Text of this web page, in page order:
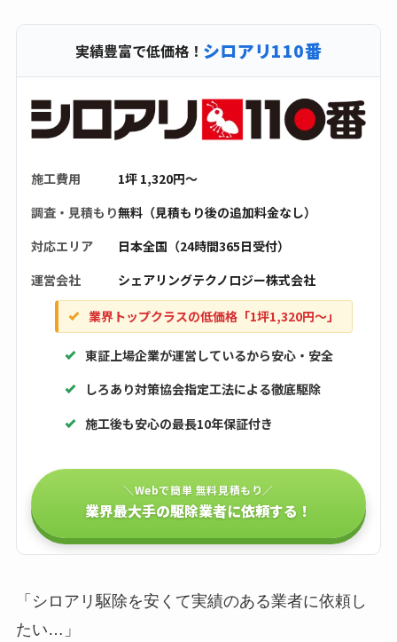
実績豊富で低価格！ シロアリ110番
施工費用
1坪 1,320円〜
調査・見積もり無料（見積もり後の追加料金なし）
対応エリア
日本全国（24時間365日受付）
運営会社
シェアリングテクノロジー株式会社
業界トップクラスの低価格「1坪1,320円〜」
東証上場企業が運営しているから安心・安全
しろあり対策協会指定工法による徹底駆除
施工後も安心の最長10年保証付き
＼Webで簡単 無料見積もり／
業界最大手の駆除業者に依頼する！
「シロアリ駆除を安くて実績のある業者に依頼し
たい…」